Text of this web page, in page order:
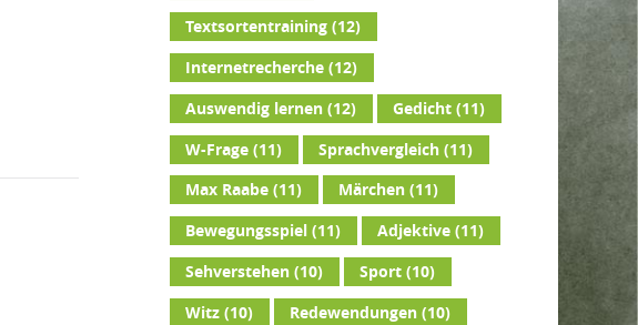
Textsortentraining (12)
Internetrecherche (12)
Auswendig lernen (12) Gedicht (11)
W-Frage (11) Sprachvergleich (11)
Max Raabe (11) Märchen (11)
Bewegungsspiel (11) Adjektive (11)
Sehverstehen (10) Sport (10)
Witz (10) Redewendungen (10)